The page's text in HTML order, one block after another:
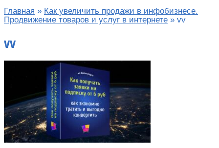
Главная » Как увеличить продажи в инфобизнесе.
Продвижение товаров и услуг в интернете » vv
vv